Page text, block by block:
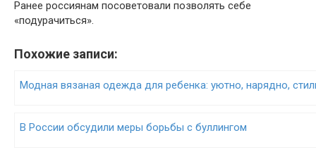
Ранее россиянам посоветовали позволять себе
«подурачиться».
Похожие записи:
Модная вязаная одежда для ребенка: уютно, нарядно,
В России обсудили меры борьбы с буллингом